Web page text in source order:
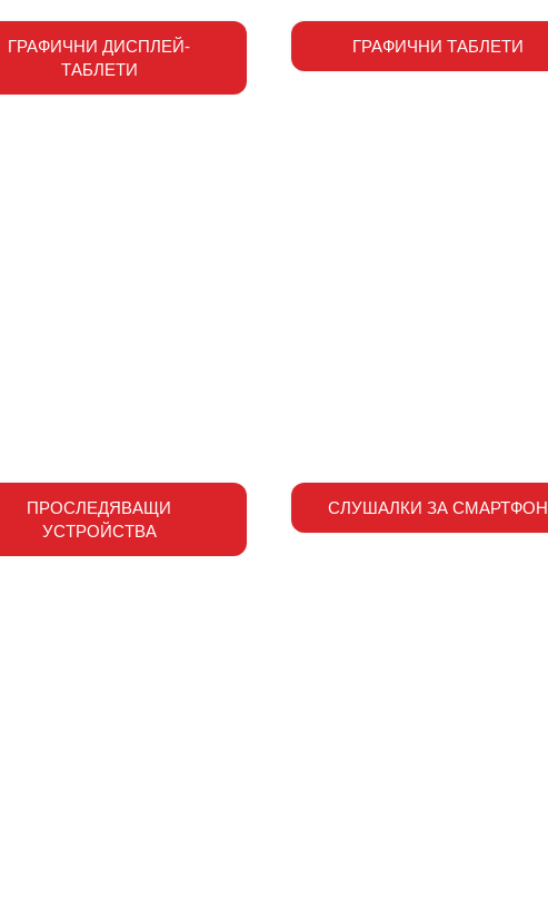
ГРАФИЧНИ ДИСПЛЕЙ-
ТАБЛЕТИ
ГРАФИЧНИ ТАБЛЕТИ
ПРОСЛЕДЯВАЩИ
УСТРОЙСТВА
СЛУШАЛКИ ЗА СМАРТФОН